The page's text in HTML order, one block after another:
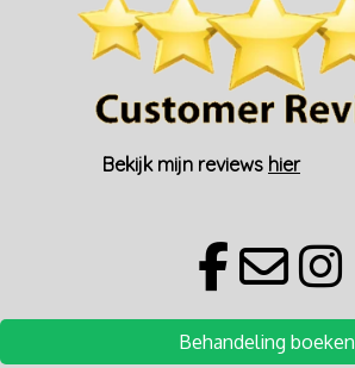
Bekijk mijn reviews hier
Behandeling boeken